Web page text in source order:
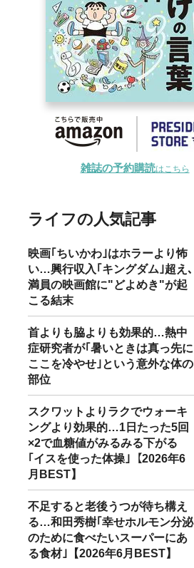
雑誌の予約購読はこちら
ライフの人気記事
映画｢ちいかわ｣はホラーより怖
い…興行収入｢キングダム｣超え､
満員の映画館に"どよめき"が起
こる結末
首よりも脇よりも効果的…熱中
症研究者が｢暑いときは真っ先に
ここを冷やせ｣という意外な体の
部位
スクワットよりラクでウォーキ
ングより効果的…1日たった5回
×2で血糖値がみるみる下がる
｢イスを使った体操｣【2026年6
月BEST】
不足すると老後うつが待ち構え
る…和田秀樹｢幸せホルモン分泌
のために食べたいスーパーにあ
る食材｣【2026年6月BEST】